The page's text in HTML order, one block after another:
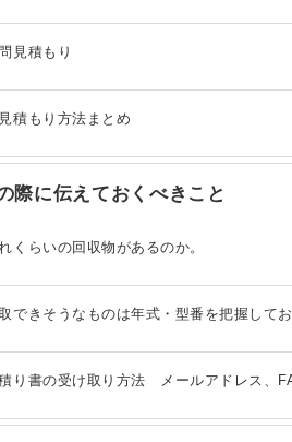
見積もり
積もり方法まとめ
際に伝えておくべきこと
くらいの回収物があるのか。
できそうなものは年式・型番を把握してお
り書の受け取り方法 メールアドレス、